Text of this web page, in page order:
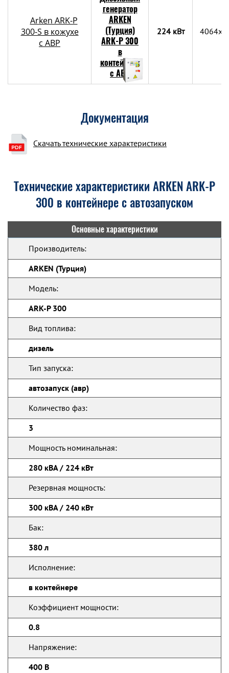
Arken ARK-P
300-S в кожухе
с АВР
224 кВт
Документация
Скачать технические характеристики
Технические характеристики ARKEN ARK-P
300 в контейнере с автозапуском
Основные характеристики
Производитель:
ARKEN (Турция)
Модель:
ARK-P 300
Вид топлива:
дизель
Тип запуска:
автозапуск (авр)
Количество фаз:
3
Мощность номинальная:
280 кВА / 224 кВт
Резервная мощность:
300 кВА / 240 кВт
Бак:
380 л
Исполнение:
в контейнере
Коэффициент мощности:
0.8
Напряжение:
400 В